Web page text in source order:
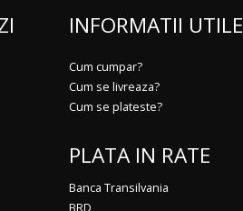
INFORMATII UTILE
Cum cumpar?
Cum se livreaza?
Cum se plateste?
PLATA IN RATE
Banca Transilvania
BRD